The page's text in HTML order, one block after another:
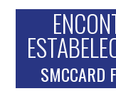
SMCCARD